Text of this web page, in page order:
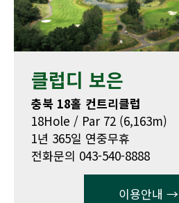
클럽디 보은
충북 18홀 컨트리클럽
18Hole / Par 72 (6,163m)
1년 365일 연중무휴
전화문의 043-540-8888
이용안내 →